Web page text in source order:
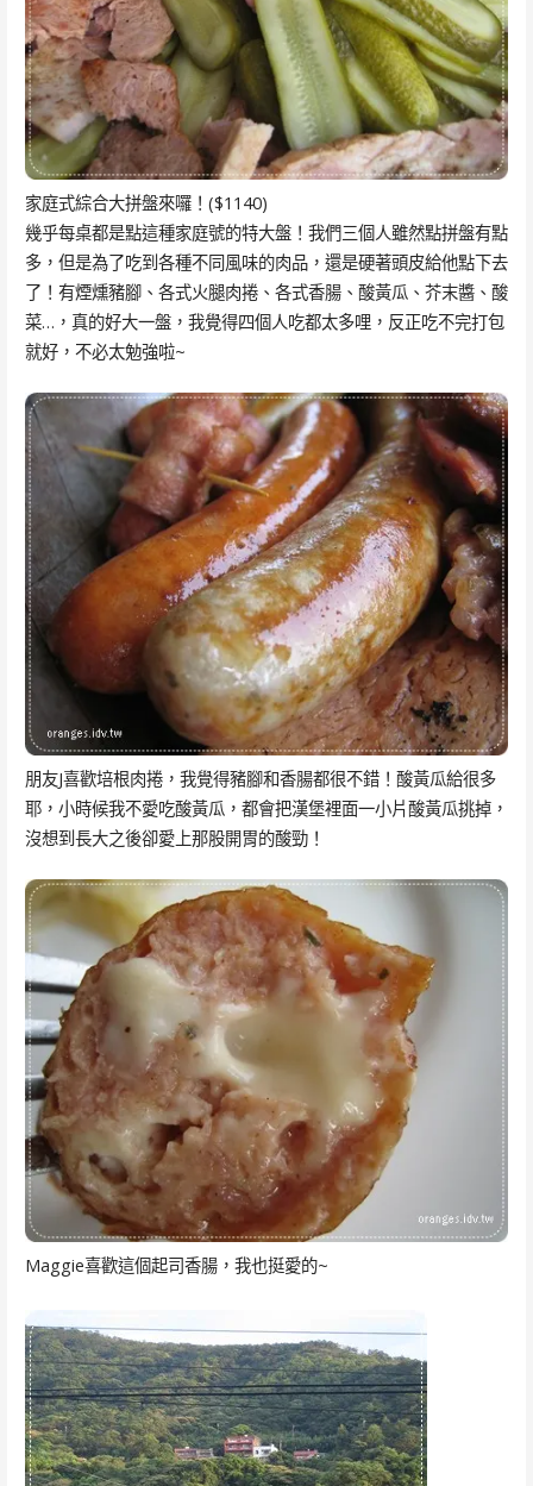
家庭式綜合大拼盤來囉！($1140)
幾乎每桌都是點這種家庭號的特大盤！我們三個人雖然點拼盤有點
多，但是為了吃到各種不同風味的肉品，還是硬著頭皮給他點下去
了！有煙燻豬腳、各式火腿肉捲、各式香腸、酸黃瓜、芥末醬、酸
菜…，真的好大一盤，我覺得四個人吃都太多哩，反正吃不完打包
就好，不必太勉強啦~
朋友J喜歡培根肉捲，我覺得豬腳和香腸都很不錯！酸黃瓜給很多
耶，小時候我不愛吃酸黃瓜，都會把漢堡裡面一小片酸黃瓜挑掉，
沒想到長大之後卻愛上那股開胃的酸勁！
Maggie喜歡這個起司香腸，我也挺愛的~